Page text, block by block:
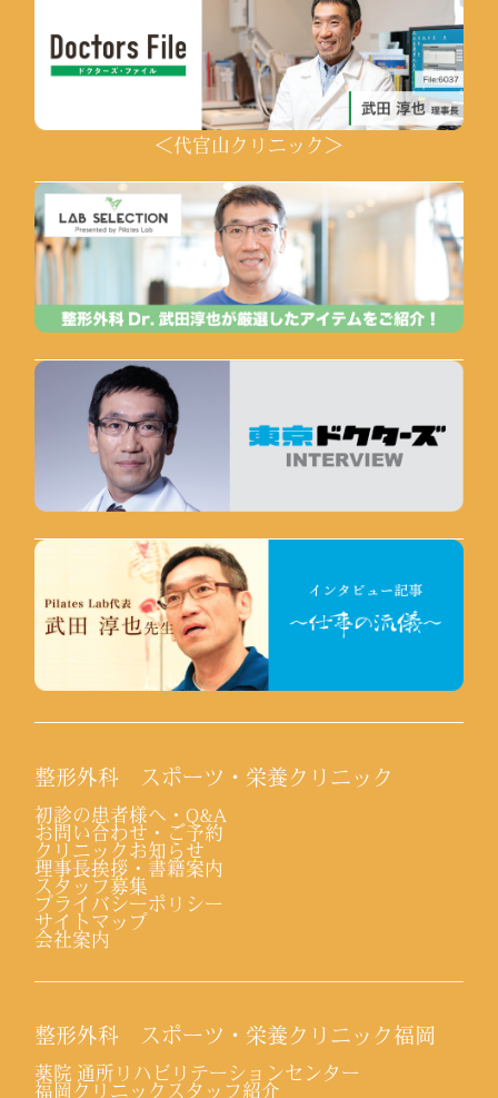
＜代官山クリニック＞
整形外科 スポーツ・栄養クリニック
初診の患者様へ・Q&A
お問い合わせ・ご予約
クリニックお知らせ
理事長挨拶・書籍案内
スタッフ募集
プライバシーポリシー
サイトマップ
会社案内
整形外科 スポーツ・栄養クリニック福岡
薬院 通所リハビリテーションセンター
福岡クリニックスタッフ紹介